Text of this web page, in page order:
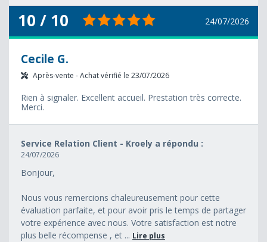
10 / 10 24/07/2026
Cecile G.
Après-vente - Achat vérifié le 23/07/2026
Rien à signaler. Excellent accueil. Prestation très correcte.
Merci.
Service Relation Client - Kroely a répondu :
24/07/2026
Bonjour,
Nous vous remercions chaleureusement pour cette
évaluation parfaite, et pour avoir pris le temps de partager
votre expérience avec nous. Votre satisfaction est notre
plus belle récompense , et ... Lire plus